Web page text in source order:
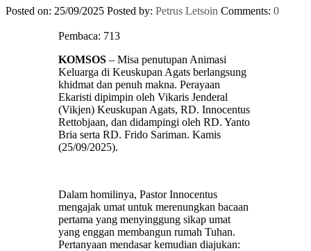
Posted on: 25/09/2025 Posted by: Petrus Letsoin Comments: 0
Pembaca: 713
KOMSOS– Misa penutupan Animasi
Keluarga di Keuskupan Agats berlangsung
khidmat dan penuh makna. Perayaan
Ekaristi dipimpin oleh Vikaris Jenderal
(Vikjen) Keuskupan Agats, RD. Innocentus
Rettobjaan, dan didampingi oleh RD. Yanto
Bria serta RD. Frido Sariman. Kamis
(25/09/2025).
Dalam homilinya, Pastor Innocentus
mengajak umat untuk merenungkan bacaan
pertama yang menyinggung sikap umat
yang enggan membangun rumah Tuhan.
Pertanyaan mendasar kemudian diajukan: